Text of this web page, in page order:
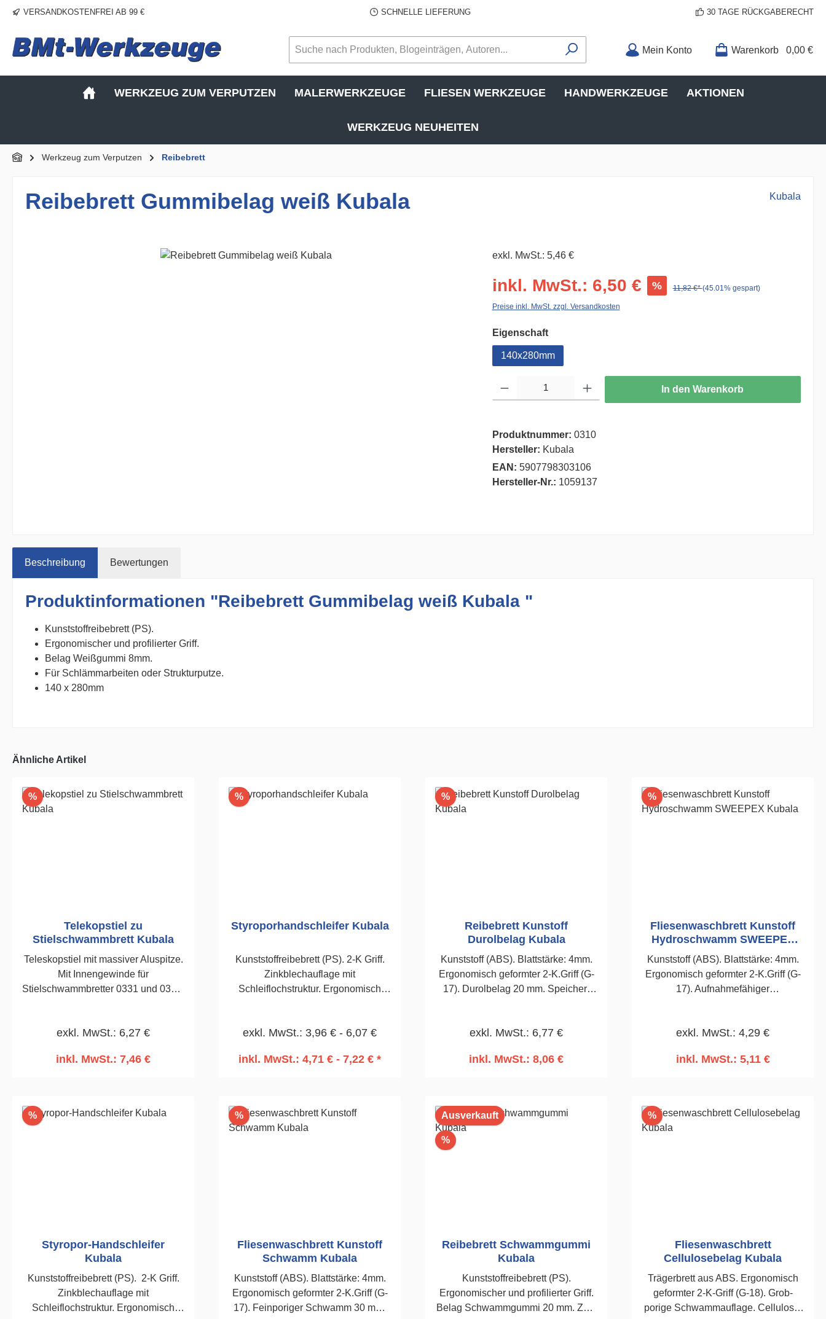
Hauptinhalt springen
Zur Suche springen
Zur Hauptnavigation springen
VERSANDKOSTENFREI AB 99 € SCHNELLE LIEFERUNG 30 TAGE RÜCKGABERECHT
Mein Konto Warenkorb 0,00 €
WERKZEUG ZUM VERPUTZEN MALERWERKZEUGE FLIESEN WERKZEUGE HANDWERKZEUGE AKTIONEN
WERKZEUG NEUHEITEN
Werkzeug zum Verputzen Reibebrett
Reibebrett Gummibelag weiß Kubala Kubala
exkl. MwSt.: 5,46 €
inkl. MwSt.: 6,50 € % 11,82 €*(45.01% gespart)
Preise inkl. MwSt. zzgl. Versandkosten
Eigenschaftauswählen
140x280mm
In den Warenkorb
Produktnummer: 0310
Hersteller: Kubala
EAN: 5907798303106
Hersteller-Nr.: 1059137
Beschreibung Bewertungen
Produktinformationen "Reibebrett Gummibelag weiß Kubala "
Kunststoffreibebrett (PS).
Ergonomischer und profilierter Griff.
Belag Weißgummi 8mm.
Für Schlämmarbeiten oder Strukturputze.
140 x 280mm
Ähnliche Artikel
%Rabatt
Telekopstiel zu
Stielschwammbrett Kubala
Teleskopstiel mit massiver Aluspitze.
Mit Innengewinde für
Stielschwammbretter 0331 und 0332.
exkl. MwSt.: 6,27 €
inkl. MwSt.: 7,46 €
%Rabatt
Styroporhandschleifer Kubala
Kunststoffreibebrett (PS). 2-K Griff.
Zinkblechauflage mit
Schleiflochstruktur. Ergonomisch
während der
380mm
exkl. MwSt.: 3,96 € - 6,07 €
inkl. MwSt.: 4,71 € - 7,22 € *
%Rabatt
Reibebrett Kunstoff
Durolbelag Kubala
Kunststoff (ABS). Blattstärke: 4mm.
Ergonomisch geformter 2-K.Griff (G-
17). Durolbelag 20 mm. Speichert
Abreiben von Zement-und
exkl. MwSt.: 6,77 €
inkl. MwSt.: 8,06 €
%Rabatt
Fliesenwaschbrett Kunstoff
Hydroschwamm SWEEPEX
Kubala
Kunststoff (ABS). Blattstärke: 4mm.
Ergonomisch geformter 2-K.Griff (G-
17). Aufnahmefähiger
exkl. MwSt.: 4,29 €
inkl. MwSt.: 5,11 €
%Rabatt
Styropor-Handschleifer
Kubala
Kunststoffreibebrett (PS). 2-K Griff.
Zinkblechauflage mit
Schleiflochstruktur. Ergonomisch
%Rabatt
Fliesenwaschbrett Kunstoff
Schwamm Kubala
Kunststoff (ABS). Blattstärke: 4mm.
Ergonomisch geformter 2-K.Griff (G-
17). Feinporiger Schwamm 30 mm.
Ausverkauft
%Rabatt
Reibebrett Schwammgummi
Kubala
Kunststoffreibebrett (PS).
Ergonomischer und profilierter Griff.
Belag Schwammgummi 20 mm. Zum
%Rabatt
Fliesenwaschbrett
Cellulosebelag Kubala
Trägerbrett aus ABS. Ergonomisch
geformter 2-K-Griff (G-18). Grob-
porige Schwammauflage. Cellulose.